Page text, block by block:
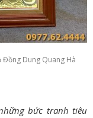
Đồng Dung Quang Hà
bức tranh tiêu